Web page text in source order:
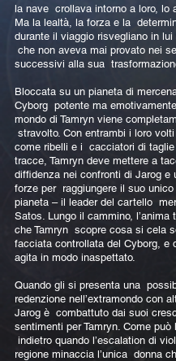
la nave crollava intorno a loro, lo
Ma la lealtà, la forza e la
durante il viaggio risvegliano in lui
che non aveva mai provato nei
successivi alla sua
Bloccata su un pianeta di
Cyborg potente ma
mondo di Tamryn viene
stravolto. Con entrambi i loro
come ribelli e i cacciatori di
tracce, Tamryn deve mettere a
diffidenza nei confronti di Jarog e
forze per raggiungere il suo
pianeta – il leader del cartello
Satos. Lungo il cammino, l’anima
che Tamryn scopre cosa si cela
facciata controllata del Cyborg, e
agita in modo inaspettato.
Quando gli si presenta una
redenzione nell’extramondo con
Jarog è combattuto dai suoi
sentimenti per Tamryn. Come può
indietro quando l’escalation di
regione minaccia l’unica donna